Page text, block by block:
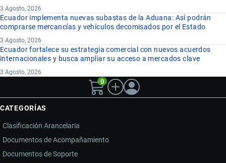
3 Agosto, 2026
Ecuador implementa nuevas subastas de la Aduana: Así podrán
comprarse mercancías y vehículos decomisados por el Estado
3 Agosto, 2026
Ecuador fortalece su estrategia comercial con nuevos acuerdos
internacionales y busca ampliar su acceso a mercados clave
3 Agosto, 2026
0
CATEGORÍAS
Clasificación Arancelaria
Documentos de Acompañamiento
Documentos de Soporte